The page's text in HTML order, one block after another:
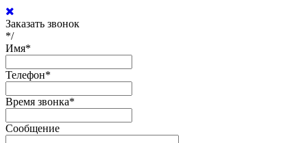
Заказать звонок
*/
Имя*
Телефон*
Время звонка*
Сообщение